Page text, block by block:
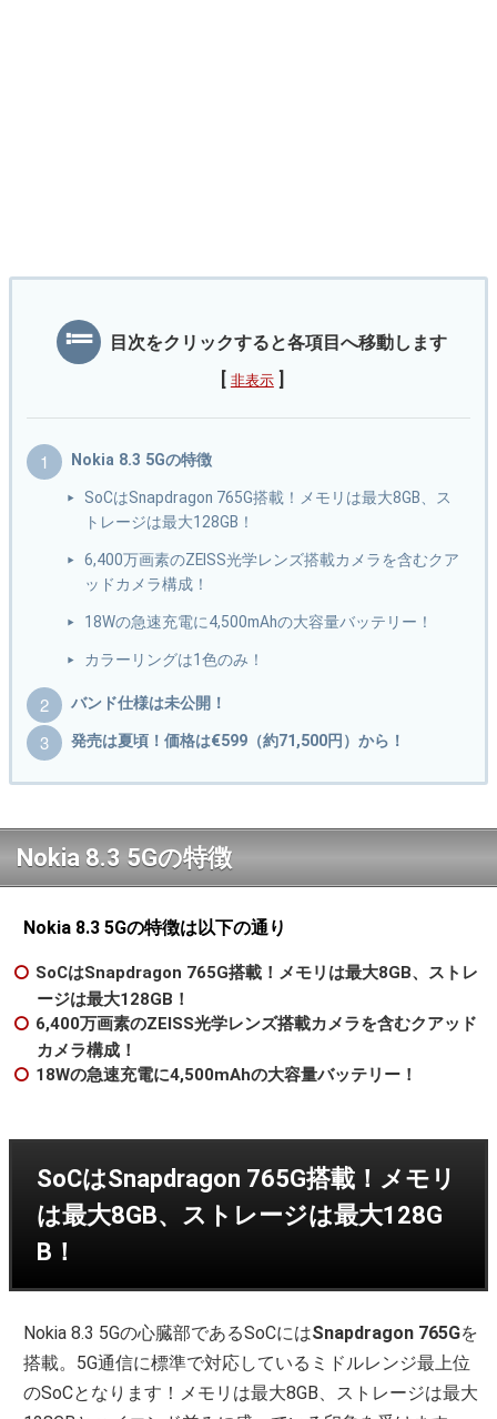
目次をクリックすると各項目へ移動します
[ 非表示 ]
Nokia 8.3 5Gの特徴
SoCはSnapdragon 765G搭載！メモリは最大8GB、ス
トレージは最大128GB！
6,400万画素のZEISS光学レンズ搭載カメラを含むクア
ッドカメラ構成！
18Wの急速充電に4,500mAhの大容量バッテリー！
カラーリングは1色のみ！
バンド仕様は未公開！
発売は夏頃！価格は€599（約71,500円）から！
Nokia 8.3 5Gの特徴
Nokia 8.3 5Gの特徴は以下の通り
SoCはSnapdragon 765G搭載！メモリは最大8GB、ストレ
ージは最大128GB！
6,400万画素のZEISS光学レンズ搭載カメラを含むクアッド
カメラ構成！
18Wの急速充電に4,500mAhの大容量バッテリー！
SoCはSnapdragon 765G搭載！メモリ
は最大8GB、ストレージは最大128G
B！
Nokia 8.3 5Gの心臓部であるSoCにはSnapdragon 765Gを
搭載。5G通信に標準で対応しているミドルレンジ最上位
のSoCとなります！メモリは最大8GB、ストレージは最大